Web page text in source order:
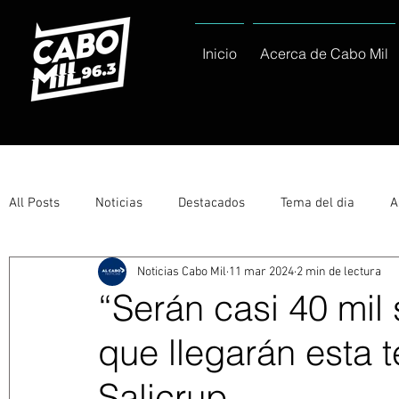
Inicio Acerca de Cabo Mil
All Posts Noticias Destacados Tema del dia
Entérate Deportes La buena del día
Ayuntamiento de Los Cabos Informa Nacionales e
“Serán casi 40
que llegarán esta
Noticias Cabo Mil 11 mar 2024 2 min de lectura